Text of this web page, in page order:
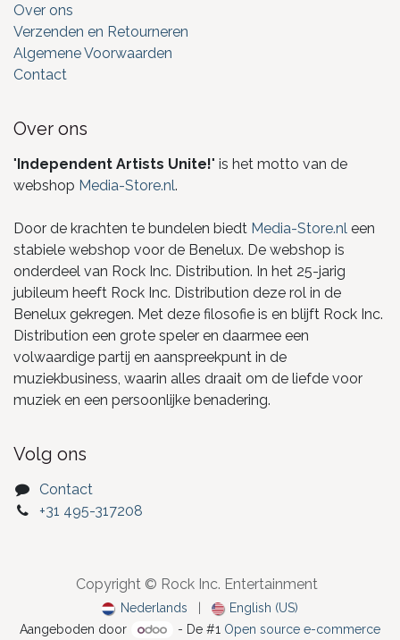
Over ons
Verzenden en Retourneren
Algemene Voorwaarden
Contact
Over ons
"Independent Artists Unite!" is het motto van de
webshop Media-Store.nl.
Door de krachten te bundelen biedt Media-Store.nl een
stabiele webshop voor de Benelux. De webshop is
onderdeel van Rock Inc. Distribution. In het 25-jarig
jubileum heeft Rock Inc. Distribution deze rol in de
Benelux gekregen. Met deze filosofie is en blijft Rock Inc.
Distribution een grote speler en daarmee een
volwaardige partij en aanspreekpunt in de
muziekbusiness, waarin alles draait om de liefde voor
muziek en een persoonlijke benadering.
Volg ons
Contact
+31 495-317208
Copyright © Rock Inc. Entertainment
Nederlands
English (US)
Aangeboden door
- De #1 Open source e-commerce